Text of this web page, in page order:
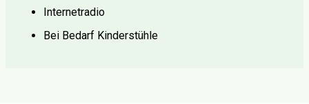
Internetradio
Bei Bedarf Kinderstühle